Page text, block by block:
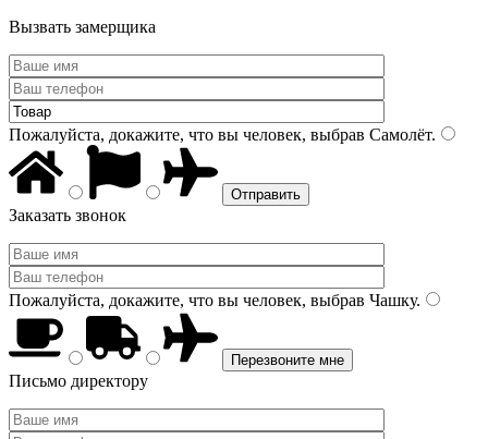
Вызвать замерщика
Пожалуйста, докажите, что вы человек, выбрав Самолёт.
Заказать звонок
Пожалуйста, докажите, что вы человек, выбрав Чашку.
Письмо директору